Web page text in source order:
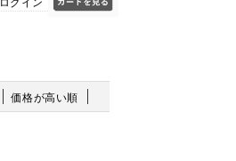
価格が高い順